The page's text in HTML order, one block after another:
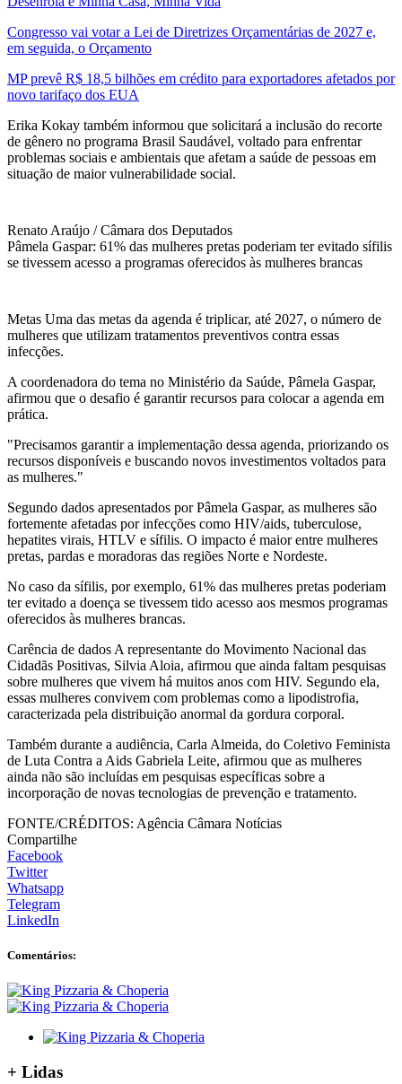
Congresso vai votar a Lei de Diretrizes Orçamentárias de 2027 e,
em seguida, o Orçamento
MP prevê R$ 18,5 bilhões em crédito para exportadores afetados por
novo tarifaço dos EUA
Erika Kokay também informou que solicitará a inclusão do recorte
de gênero no programa Brasil Saudável, voltado para enfrentar
problemas sociais e ambientais que afetam a saúde de pessoas em
situação de maior vulnerabilidade social.
Renato Araújo / Câmara dos Deputados
Pâmela Gaspar: 61% das mulheres pretas poderiam ter evitado sífilis
se tivessem acesso a programas oferecidos às mulheres brancas
Metas Uma das metas da agenda é triplicar, até 2027, o número de
mulheres que utilizam tratamentos preventivos contra essas
infecções.
A coordenadora do tema no Ministério da Saúde, Pâmela Gaspar,
afirmou que o desafio é garantir recursos para colocar a agenda em
prática.
"Precisamos garantir a implementação dessa agenda, priorizando os
recursos disponíveis e buscando novos investimentos voltados para
as mulheres."
Segundo dados apresentados por Pâmela Gaspar, as mulheres são
fortemente afetadas por infecções como HIV/aids, tuberculose,
hepatites virais, HTLV e sífilis. O impacto é maior entre mulheres
pretas, pardas e moradoras das regiões Norte e Nordeste.
No caso da sífilis, por exemplo, 61% das mulheres pretas poderiam
ter evitado a doença se tivessem tido acesso aos mesmos programas
oferecidos às mulheres brancas.
Carência de dados A representante do Movimento Nacional das
Cidadãs Positivas, Silvia Aloia, afirmou que ainda faltam pesquisas
sobre mulheres que vivem há muitos anos com HIV. Segundo ela,
essas mulheres convivem com problemas como a lipodistrofia,
caracterizada pela distribuição anormal da gordura corporal.
Também durante a audiência, Carla Almeida, do Coletivo Feminista
de Luta Contra a Aids Gabriela Leite, afirmou que as mulheres
ainda não são incluídas em pesquisas específicas sobre a
incorporação de novas tecnologias de prevenção e tratamento.
FONTE/CRÉDITOS: Agência Câmara Notícias
Compartilhe
Facebook
Twitter
Whatsapp
Telegram
LinkedIn
Comentários:
+ Lidas